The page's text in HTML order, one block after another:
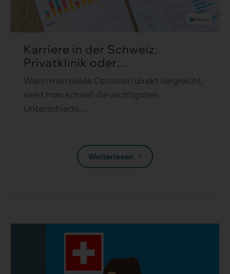
Karriere in der Schweiz:
Privatklinik oder
Universitätsklinik? ...
Wenn man beide Optionen direkt vergleicht,
sieht man schnell die wichtigsten
Weiterlesen